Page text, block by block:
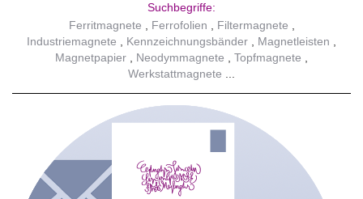
Suchbegriffe:
Ferritmagnete
Ferrofolien
Filtermagnete
Industriemagnete
Kennzeichnungsbänder
Magnetleisten
Magnetpapier
Neodymmagnete
Topfmagnete
Werkstattmagnete